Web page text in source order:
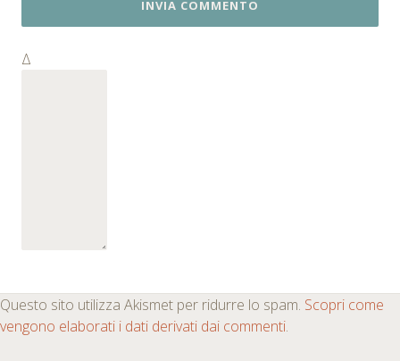
Δ
Questo sito utilizza Akismet per ridurre lo spam. Scopri come
vengono elaborati i dati derivati dai commenti.